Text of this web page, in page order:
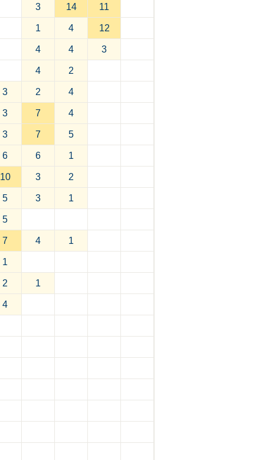
3 14 11
1 4 12
4 4 3
4 2
3 2 4
3 7 4
3 7 5
6 6 1
10 3 2
5 3 1
5
7 4 1
1
2 1
4